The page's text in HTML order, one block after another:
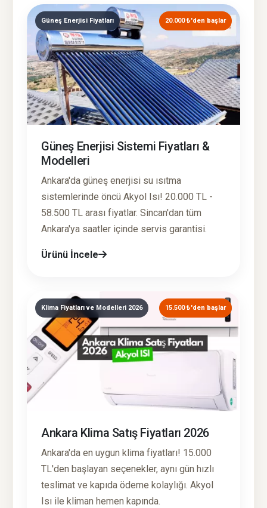
Güneş Enerjisi Fiyatları 20.000 ₺'den başlar
Güneş Enerjisi Sistemi Fiyatları &
Modelleri
Ankara'da güneş enerjisi su ısıtma
sistemlerinde öncü Akyol Isı! 20.000 TL -
58.500 TL arası fiyatlar. Sincan'dan tüm
Ankara'ya saatler içinde servis garantisi.
Ürünü İncele
Klima Fiyatları ve Modelleri 2026 15.500 ₺'den başlar
Ankara Klima Satış Fiyatları 2026
Ankara'da en uygun klima fiyatları! 15.000
TL'den başlayan seçenekler, aynı gün hızlı
teslimat ve kapıda ödeme kolaylığı. Akyol
Isı ile kliman hemen kapında.